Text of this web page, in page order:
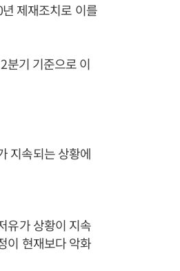
제재조치로 이를
분기 기준으로 이
지속되는 상황에
유가 상황이 지속
이 현재보다 악화